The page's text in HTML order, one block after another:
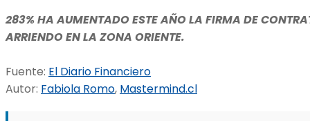
283% HA AUMENTADO ESTE AÑO LA FIRMA DE
ARRIENDO EN LA ZONA ORIENTE.
Fuente: El Diario Financiero
Autor: Fabiola Romo, Mastermind.cl